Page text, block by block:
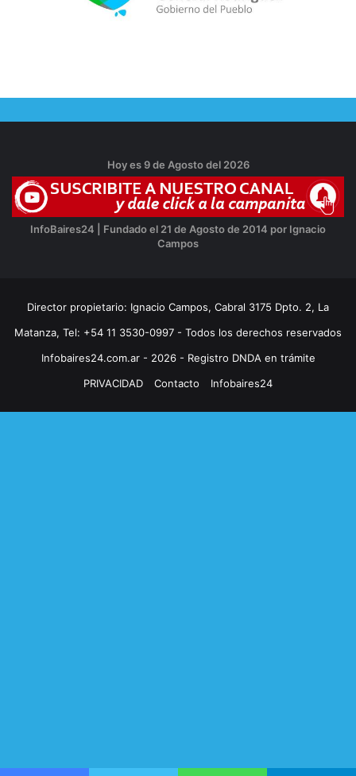
Hoy es 9 de Agosto del 2026
InfoBaires24 | Fundado el 21 de Agosto de 2014 por Ignacio
Campos
Director propietario: Ignacio Campos, Cabral 3175 Dpto. 2, La
Matanza, Tel: +54 11 3530-0997 - Todos los derechos reservados
Infobaires24.com.ar - 2026 - Registro DNDA en trámite
PRIVACIDAD
Contacto Infobaires24